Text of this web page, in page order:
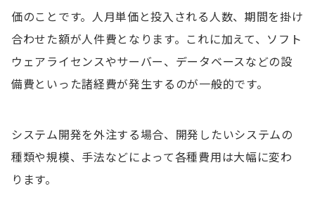
複数の会社に見積もりを依頼する
オフショア開発を検討する
補助金・助成金を活用する
外注先を選ぶ際の5つのポイント
1.開発予定のシステムと似た案件の実績があるか確認
価のことです。人月単価と投入される人数、期間を掛け
合わせた額が人件費となります。これに加えて、ソフト
ウェアライセンスやサーバー、データベースなどの設
備費といった諸経費が発生するのが一般的です。
システム開発を外注する場合、開発したいシステムの
種類や規模、手法などによって各種費用は大幅に変わ
ります。